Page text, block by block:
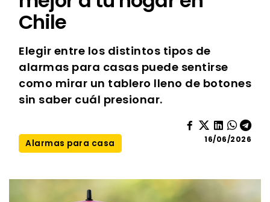
Chile
Elegir entre los distintos tipos de
alarmas para casas puede sentirse
como mirar un tablero lleno de botones
sin saber cuál presionar.
Alarmas para casa 16/06/2026